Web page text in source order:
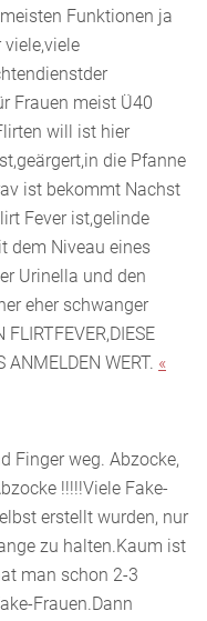
Funktionen ja
Frauen meist Ü40
will ist hier
die Pfanne
ist bekommt Nachst
Fever ist,gelinde
dem Niveau eines
Urinella und den
eher schwanger
ANMELDEN WERT. «
Finger weg. Abzocke,
!!!!!Viele Fake-
erstellt wurden, nur
zu halten.Kaum ist
man schon 2-3
Frauen.Dann